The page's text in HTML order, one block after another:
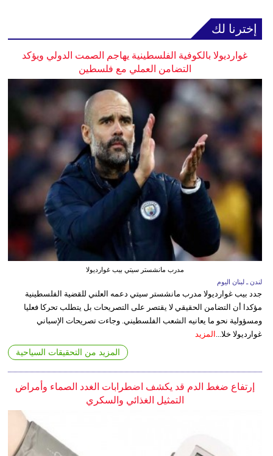
إخترنا لك
غوارديولا بالكوفية الفلسطينية يهاجم الصمت الدولي ويؤكد
التضامن العملي مع فلسطين
مدرب مانشستر سيتي بيب غوارديولا
لندن ـ لبنان اليوم
جدد بيب غوارديولا مدرب مانشستر سيتي دعمه العلني للقضية الفلسطينية
مؤكدا أن التضامن الحقيقي لا يقتصر على التصريحات بل يتطلب تحركا فعليا
ومسؤولية نحو ما يعانيه الشعب الفلسطيني. وجاءت تصريحات الإسباني
غوارديولا خلا... المزيد
المزيد من التحقيقات السياحية
إرتفاع ضغط الدم قد يكشف اضطرابات الغدد الصماء وأمراض
التمثيل الغذائي والسكري